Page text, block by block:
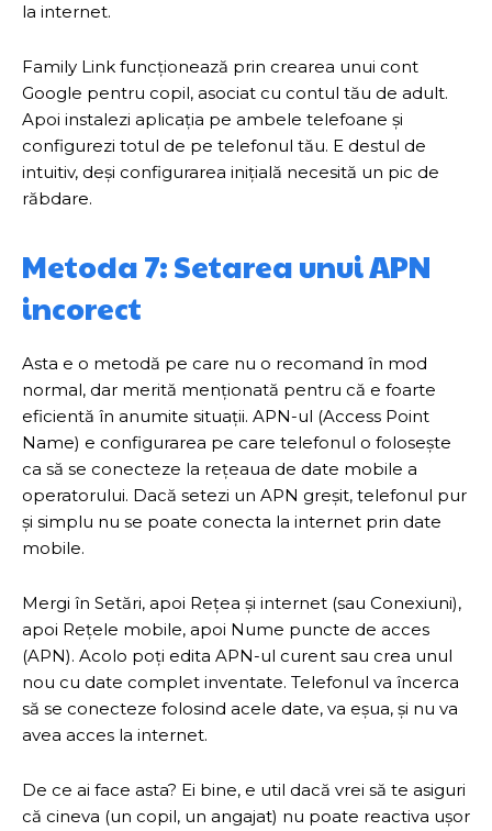
la internet.
Family Link funcționează prin crearea unui cont
Google pentru copil, asociat cu contul tău de adult.
Apoi instalezi aplicația pe ambele telefoane și
configurezi totul de pe telefonul tău. E destul de
intuitiv, deși configurarea inițială necesită un pic de
răbdare.
Metoda 7: Setarea unui APN
incorect
Asta e o metodă pe care nu o recomand în mod
normal, dar merită menționată pentru că e foarte
eficientă în anumite situații. APN-ul (Access Point
Name) e configurarea pe care telefonul o folosește
ca să se conecteze la rețeaua de date mobile a
operatorului. Dacă setezi un APN greșit, telefonul pur
și simplu nu se poate conecta la internet prin date
mobile.
Mergi în Setări, apoi Rețea și internet (sau Conexiuni),
apoi Rețele mobile, apoi Nume puncte de acces
(APN). Acolo poți edita APN-ul curent sau crea unul
nou cu date complet inventate. Telefonul va încerca
să se conecteze folosind acele date, va eșua, și nu va
avea acces la internet.
De ce ai face asta? Ei bine, e util dacă vrei să te asiguri
că cineva (un copil, un angajat) nu poate reactiva ușor